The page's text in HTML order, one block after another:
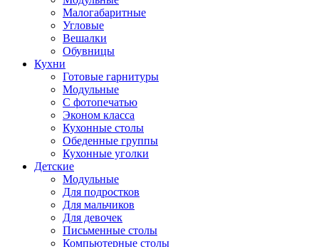
Малогабаритные
Угловые
Вешалки
Обувницы
Кухни
Готовые гарнитуры
Модульные
С фотопечатью
Эконом класса
Кухонные столы
Обеденные группы
Кухонные уголки
Детские
Модульные
Для подростков
Для мальчиков
Для девочек
Письменные столы
Компьютерные столы